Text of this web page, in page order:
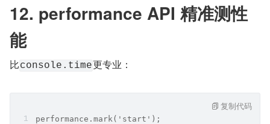
12. performance API 精准测性
能
比console.time更专业：
performance.mark('start');
复制代码